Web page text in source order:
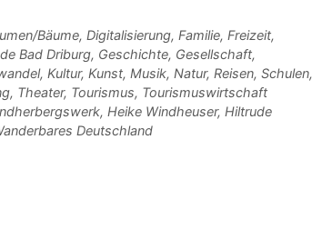
Bäume, Digitalisierung, Familie, Freizeit,
Bad Driburg, Geschichte, Gesellschaft,
, Kultur, Kunst, Musik, Natur, Reisen, Schulen,
, Theater, Tourismus, Tourismuswirtschaft
, Heike Windheuser, Hiltrude
Deutschland